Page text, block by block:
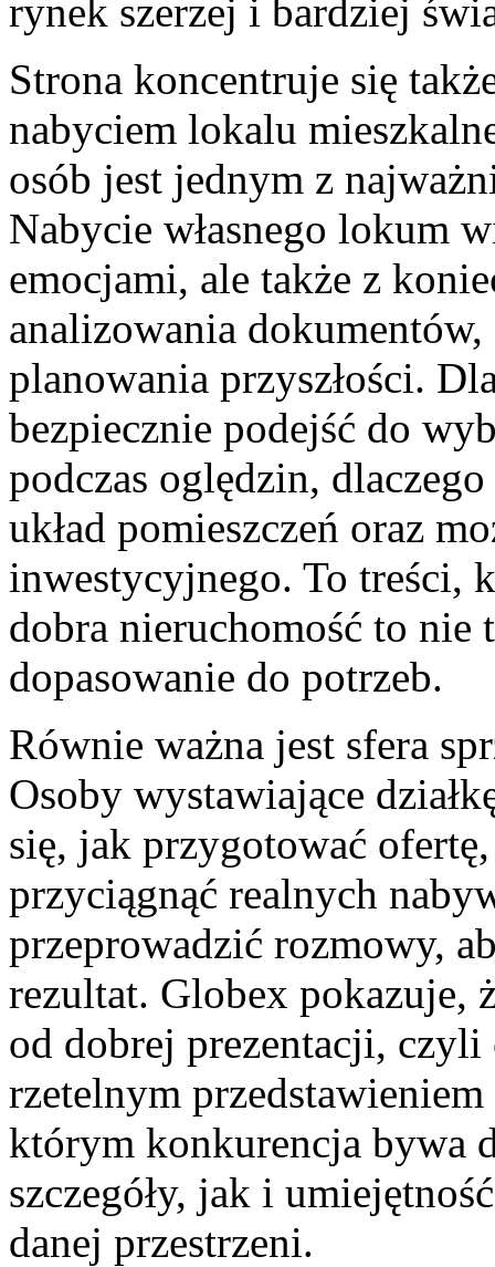
rynek szerzej i bardziej
Strona koncentruje się
nabyciem lokalu
osób jest jednym z
Nabycie własnego lokum
emocjami, ale także z
analizowania
planowania przyszłości.
bezpiecznie podejść do
podczas oględzin,
układ pomieszczeń oraz
inwestycyjnego. To treści,
dobra nieruchomość to nie
dopasowanie do potrzeb.
Równie ważna jest sfera
Osoby wystawiające
się, jak przygotować
przyciągnąć realnych
przeprowadzić rozmowy,
rezultat. Globex pokazuje,
od dobrej prezentacji, czyli
rzetelnym
którym konkurencja bywa
szczegóły, jak i
danej przestrzeni.